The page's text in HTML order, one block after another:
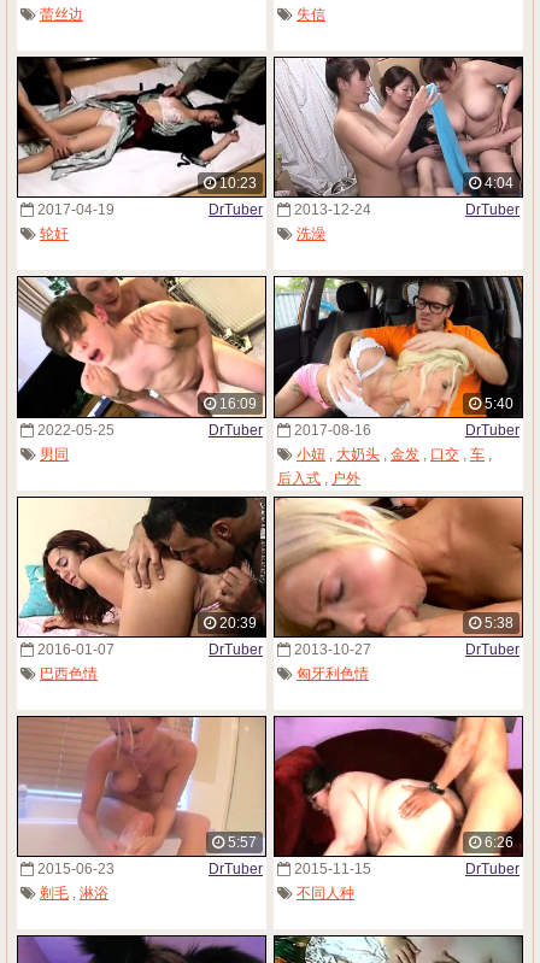
蕾丝边
失信
10:23
2017-04-19
DrTuber
轮奸
4:04
2013-12-24
DrTuber
洗澡
16:09
2022-05-25
DrTuber
男同
5:40
2017-08-16
DrTuber
小妞
大奶头 金发 口交 车
后入式
户外
20:39
2016-01-07
DrTuber
巴西色情
5:38
2013-10-27
DrTuber
匈牙利色情
5:57
2015-06-23
DrTuber
剃毛 , 淋浴
6:26
2015-11-15
DrTuber
不同人种